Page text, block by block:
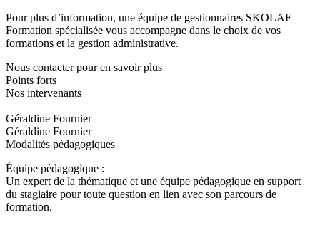
Pour plus d’information, une équipe de gestionnaires SKOLAE
Formation spécialisée vous accompagne dans le choix de vos
formations et la gestion administrative.
Nous contacter pour en savoir plus
Points forts
Nos intervenants
Géraldine Fournier
Géraldine Fournier
Modalités pédagogiques
Équipe pédagogique :
Un expert de la thématique et une équipe pédagogique en support
du stagiaire pour toute question en lien avec son parcours de
formation.